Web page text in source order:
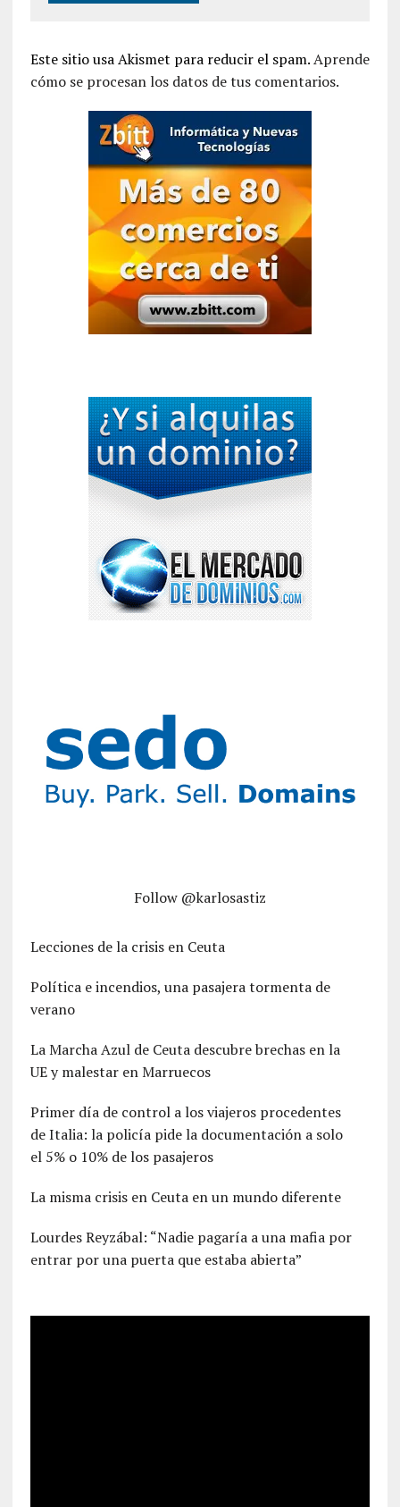
Este sitio usa Akismet para reducir el spam.Aprende
cómo se procesan los datos de tus comentarios.
Follow @karlosastiz
Lecciones de la crisis en Ceuta
Política e incendios, una pasajera tormenta de
verano
La Marcha Azul de Ceuta descubre brechas en la
UE y malestar en Marruecos
Primer día de control a los viajeros procedentes
de Italia: la policía pide la documentación a solo
el 5% o 10% de los pasajeros
La misma crisis en Ceuta en un mundo diferente
Lourdes Reyzábal: “Nadie pagaría a una mafia por
entrar por una puerta que estaba abierta”